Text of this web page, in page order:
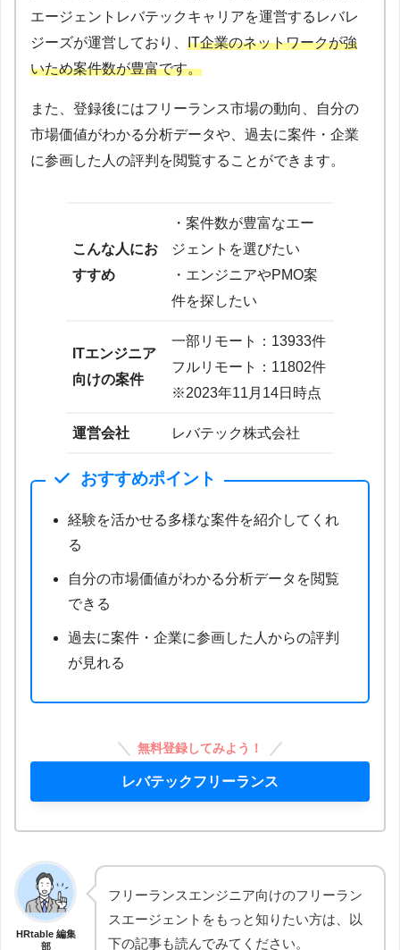
エージェントレバテックキャリアを運営するレバレ
ジーズが運営しており、 IT企業のネットワークが強
いため案件数が豊富です。
また、登録後にはフリーランス市場の動向、自分の
市場価値がわかる分析データや、過去に案件・企業
に参画した人の評判を閲覧することができます。
こんな人にお
すすめ
・案件数が豊富なエー
ジェントを選びたい
・エンジニアやPMO案
件を探したい
ITエンジニア
向けの案件
一部リモート：13933件
フルリモート：11802件
※2023年11月14日時点
運営会社 レバテック株式会社
おすすめポイント
経験を活かせる多様な案件を紹介してくれ
る
自分の市場価値がわかる分析データを閲覧
できる
過去に案件・企業に参画した人からの評判
が見れる
無料登録してみよう！
レバテックフリーランス
HRtable 編集
部
フリーランスエンジニア向けのフリーラン
スエージェントをもっと知りたい方は、以
下の記事も読んでみてください。